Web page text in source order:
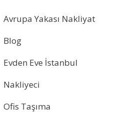
Avrupa Yakası Nakliyat
Blog
Evden Eve İstanbul
Nakliyeci
Ofis Taşıma